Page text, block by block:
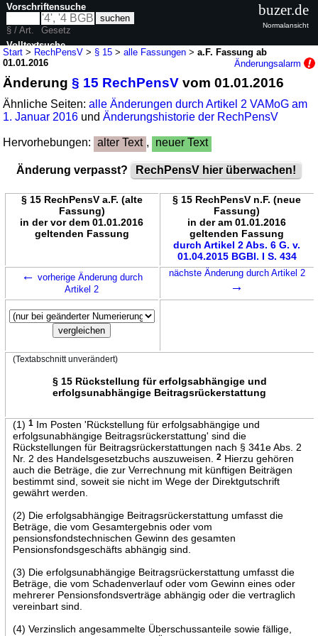
Start > RechPensV > § 15 >alle Fassungen >a.F. Fassung ab
01.01.2016
Änderungsalarm
Änderung§ 15 RechPensV vom 01.01.2016
Ähnliche Seiten:alle Änderungen durch Artikel 2 VAMoG am
1. Januar 2016 undÄnderungshistorie der RechPensV
Hervorhebungen: alter Text , neuer Text
Änderung verpasst? RechPensV hier überwachen!
§ 15 RechPensV a.F. (alte
Fassung)
in der vor dem 01.01.2016
geltenden Fassung
§ 15 RechPensV n.F. (neue
Fassung)
in der am 01.01.2016
geltenden Fassung
durch Artikel 2 Abs. 6 G. v.
01.04.2015 BGBl. I S. 434
← vorherige Änderung durch
Artikel 2
nächste Änderung durch Artikel 2
→
(Textabschnitt unverändert)
§ 15 Rückstellung für erfolgsabhängige und
erfolgsunabhängige Beitragsrückerstattung
(1) 1Im Posten 'Rückstellung für erfolgsabhängige und
erfolgsunabhängige Beitragsrückerstattung' sind die
Rückstellungen für Beitragsrückerstattungen nach § 341e Abs. 2
Nr. 2 des Handelsgesetzbuchs auszuweisen.
2Hierzu gehören
auch die Beträge, die zur Verrechnung mit künftigen Beiträgen
bestimmt sind, soweit sie nicht im Wege der Direktgutschrift
gewährt werden.
(2) Die erfolgsabhängige Beitragsrückerstattung umfasst die
Beträge, die vom Gesamtergebnis oder vom
pensionsfondstechnischen Gewinn des gesamten
Pensionsfondsgeschäfts abhängig sind.
(3) Die erfolgsunabhängige Beitragsrückerstattung umfasst die
Beträge, die vom Schadenverlauf oder vom Gewinn eines oder
mehrerer Pensionsfondsverträge abhängig oder die vertraglich
vereinbart sind.
(4) Verzinslich angesammelte Überschussanteile sowie fällige,
Vorschriftensuche
§ / Art.
Gesetz
Volltextsuche
buzer.de
Normalansicht